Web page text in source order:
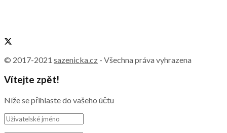
© 2017-2021 sazenicka.cz - Všechna práva vyhrazena
Vítejte zpět!
Níže se přihlaste do vašeho účtu